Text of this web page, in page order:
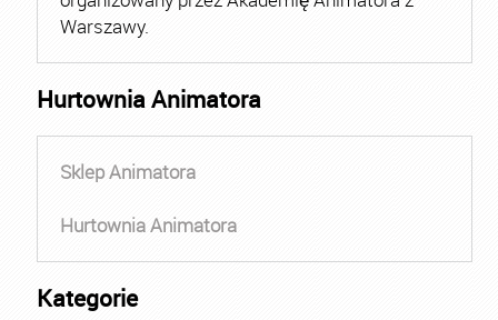
Warszawy.
Hurtownia Animatora
Sklep Animatora
Hurtownia Animatora
Kategorie